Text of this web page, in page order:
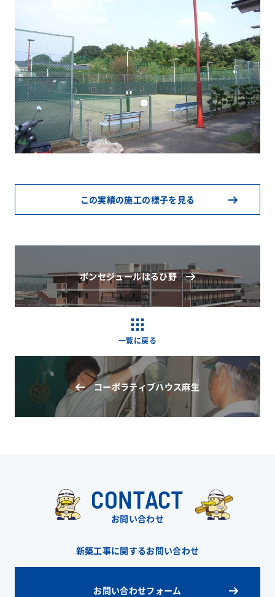
この実績の施工の様子を見る
コーポラティブハウス麻生
一覧に戻る
ボンセジュールはるひ野
CONTACT
お問い合わせ
新築工事に関するお問い合わせ
お問い合わせフォーム